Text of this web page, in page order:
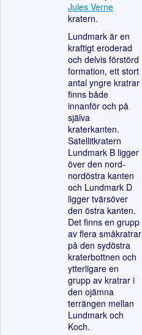
Jules Verne
kratern.
Lundmark är en
kraftigt eroderad
och delvis förstörd
formation, ett stort
antal yngre kratrar
finns både
innanför och på
själva
kraterkanten.
Satellitkratern
Lundmark B ligger
över den nord-
nordöstra kanten
och Lundmark D
ligger tvärsöver
den östra kanten.
Det finns en grupp
av flera småkratrar
på den sydöstra
kraterbottnen och
ytterligare en
grupp av kratrar i
den ojämna
terrängen mellan
Lundmark och
Koch.